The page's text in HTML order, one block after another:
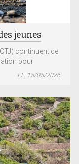
jeunes
continuent de
pour
T.F. 15/05/2026